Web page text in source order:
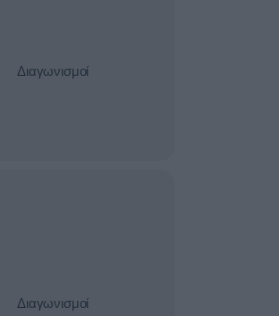
Διαγωνισμοί
Διαγωνισμοί